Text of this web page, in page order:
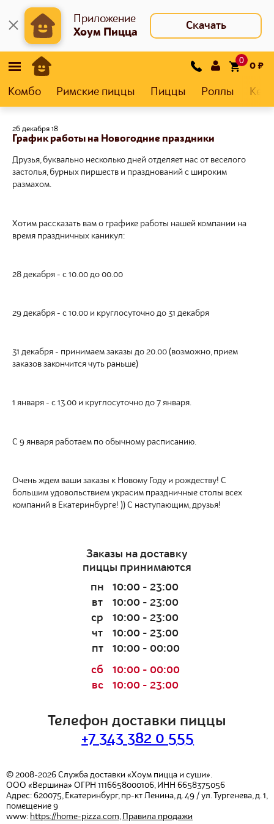
Приложение
Хоум Пицца
Скачать
0
0₽
Комбо Римские пиццы Пиццы Роллы
26 декабря 18
График работы на Новогодние праздники
Друзья, буквально несколько дней отделяет нас от веселого
застолья, бурных пиршеств и празднований с широким
размахом.
Хотим рассказать вам о графике работы нашей компании на
время праздничных каникул:
28 декабря - с 10.00 до 00.00
29 декабря - с 10.00 и круглосуточно до 31 декабря
31 декабря - принимаем заказы до 20.00 (возможно, прием
заказов закончится чуть раньше)
1 января - с 13.00 и круглосуточно до 7 января.
С 9 января работаем по обычному расписанию.
Очень ждем ваши заказы к Новому Году и рождеству! С
большим удовольствием украсим праздничные столы всех
компаний в Екатеринбурге! )) С наступающим, друзья!
Телефон доставки пиццы
+7 343 382 0 555
© 2008-2026 Служба доставки «Хоум пицца и суши».
ООО «Вершина» ОГРН 1116658000106, ИНН 6658375056
Адрес: 620075 Екатеринбург, пр-кт Ленина, д. 49 / ул. Тургенева, д. 1,
помещение 9
www: https://home-pizza.com Правила продажи
Заказы на доставку
пиццы принимаются
пн
10:00 - 23:00
вт
10:00 - 23:00
ср
10:00 - 23:00
чт
10:00 - 23:00
пт
10:00 - 00:00
сб
10:00 - 00:00
вс
10:00 - 23:00